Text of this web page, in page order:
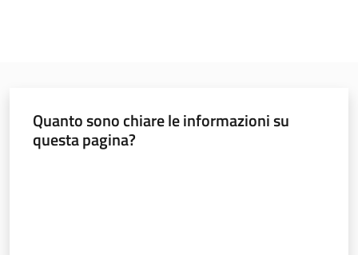
Quanto sono chiare le informazioni su
questa pagina?